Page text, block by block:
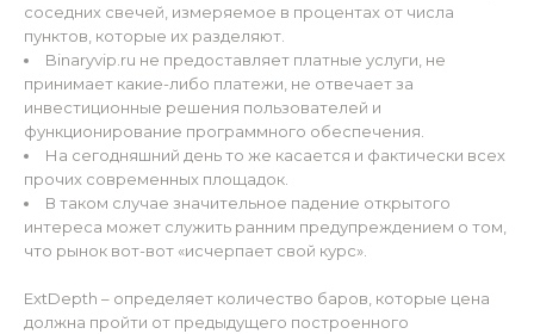
соседних свечей, измеряемое в процентах от числа
пунктов, которые их разделяют.
Binaryvip.ru не предоставляет платные услуги, не
принимает какие-либо платежи, не отвечает за
инвестиционные решения пользователей и
функционирование программного обеспечения.
На сегодняшний день то же касается и фактически всех
прочих современных площадок.
В таком случае значительное падение открытого
интереса может служить ранним предупреждением о том,
что рынок вот-вот «исчерпает свой курс».
ExtDepth – определяет количество баров, которые цена
должна пройти от предыдущего построенного